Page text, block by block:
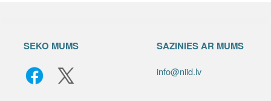
SEKO MUMS SAZINIES AR MUMS
info@niid.lv